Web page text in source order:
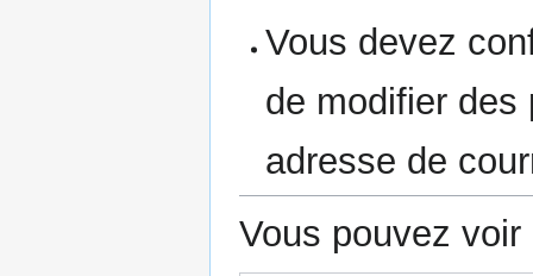
Vous devez
de modifier des
adresse de
Vous pouvez